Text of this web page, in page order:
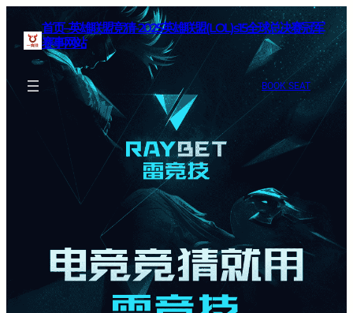
首页–英雄联盟竞猜-2025英雄联盟(LOL)s15全球总决赛冠军
赛事网站
BOOK SEAT